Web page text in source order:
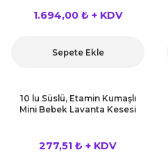
1.694,00 ₺ + KDV
Sepete Ekle
10 lu Süslü, Etamin Kumaşlı
Mini Bebek Lavanta Kesesi
277,51 ₺ + KDV